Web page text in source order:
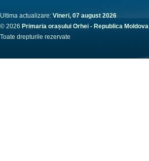
Ultima actualizare: Vineri, 07 august 2026
© 2026 Primaria orașului Orhei - Republica Moldova
Toate drepturile rezervate